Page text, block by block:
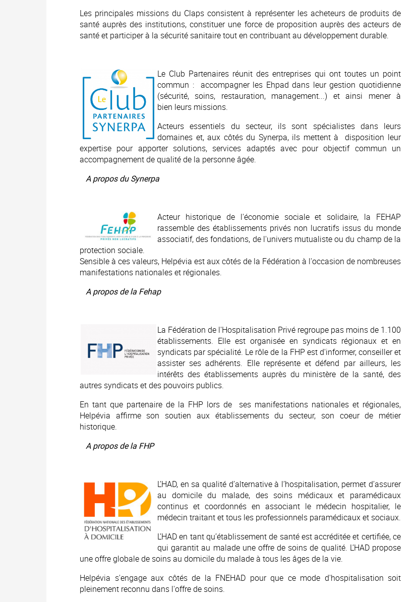
Les principales missions du Claps consistent à représenter les acheteurs de produits de
santé auprès des institutions, constituer une force de proposition auprès des acteurs de
santé et participer à la sécurité sanitaire tout en contribuant au développement durable.
Le Club Partenaires réunit des entreprises qui ont toutes un point
commun : accompagner les Ehpad dans leur gestion quotidienne
(sécurité, soins, restauration, management...) et ainsi mener à
bien leurs missions.
Acteurs essentiels du secteur, ils sont spécialistes dans leurs
domaines et, aux côtés du Synerpa, ils mettent à disposition leur
expertise pour apporter solutions, services adaptés avec pour objectif commun un
accompagnement de qualité de la personne âgée.
A propos du Synerpa
Acteur historique de l'économie sociale et solidaire, la FEHAP
rassemble des établissements privés non lucratifs issus du monde
associatif, des fondations, de l'univers mutualiste ou du champ de la
protection sociale.
Sensible à ces valeurs, Helpévia est aux côtés de la Fédération à l'occasion de nombreuses
manifestations nationales et régionales.
A propos de la Fehap
La Fédération de l'Hospitalisation Privé regroupe pas moins de 1.100
établissements. Elle est organisée en syndicats régionaux et en
syndicats par spécialité. Le rôle de la FHP est d'informer, conseiller et
assister ses adhérents. Elle représente et défend par ailleurs, les
intérêts des établissements auprès du ministère de la santé, des
autres syndicats et des pouvoirs publics.
En tant que partenaire de la FHP lors de ses manifestations nationales et régionales,
Helpévia affirme son soutien aux établissements du secteur, son coeur de métier
historique.
A propos de la FHP
L’HAD, en sa qualité d’alternative à l’hospitalisation, permet d’assurer
au domicile du malade, des soins médicaux et paramédicaux
continus et coordonnés en associant le médecin hospitalier, le
médecin traitant et tous les professionnels paramédicaux et sociaux.
L’HAD en tant qu’établissement de santé est accréditée et certifiée, ce
qui garantit au malade une offre de soins de qualité. L’HAD propose
une offre globale de soins au domicile du malade à tous les âges de la vie.
Helpévia s'engage aux côtés de la FNEHAD pour que ce mode d'hospitalisation soit
pleinement reconnu dans l'offre de soins.